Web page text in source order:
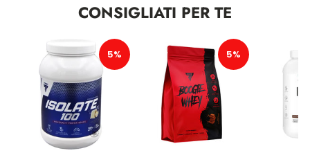
CONSIGLIATI PER TE
5% 5%